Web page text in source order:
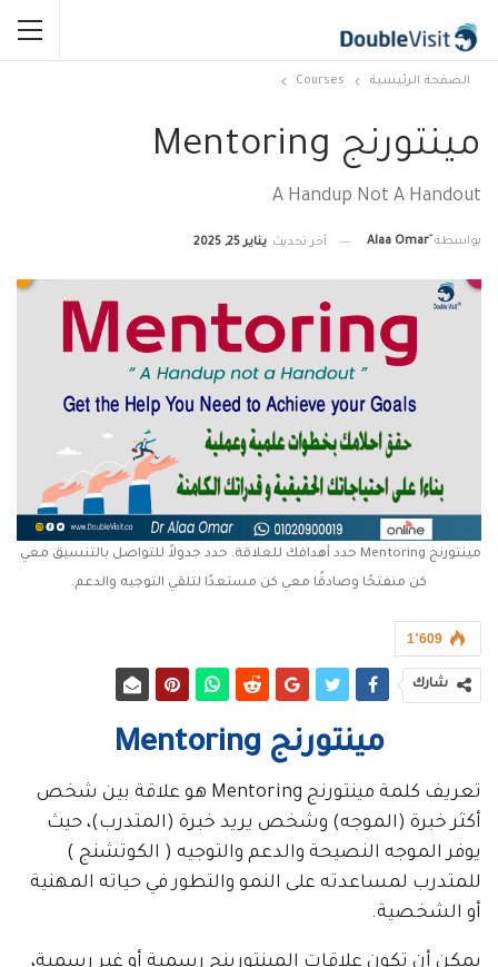
الصفحة الرئيسية Courses
مينتورنج Mentoring
A Handup Not A Handout
بواسطة آخر تحديث يناير 25, 2025
مينتورنج Mentoring حدد أهدافك للعلاقة. حدد جدولاً للتواصل بالتنسيق معي
كن منفتحًا وصادقًا معي كن مستعدًا لتلقي التوجيه والدعم.
1٬609
شارك
مينتورنج Mentoring
تعريف كلمة مينتورنج Mentoring هو علاقة بين شخص
أكثر خبرة (الموجه) وشخص يريد خبرة (المتدرب)، حيث
يوفر الموجه النصيحة والدعم والتوجيه ( الكوتشنج )
للمتدرب لمساعدته على النمو والتطور في حياته المهنية
أو الشخصية.
يمكن أن تكون علاقات المينتورينج رسمية أو غير رسمية،